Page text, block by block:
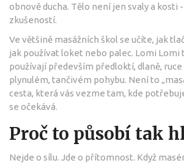
obnově ducha. Tělo není jen svaly a kosti
zkušeností.
Ve většině masážních škol se učíte, jak
jak používat loket nebo palec. Lomi Lomi
používají především předloktí, dlaně, ruce
plynulém, tančivém pohybu. Není to
cesta, která vás vezme tam, kde
se očekává.
Proč to působí tak
Nejde o sílu. Jde o přítomnost. Když